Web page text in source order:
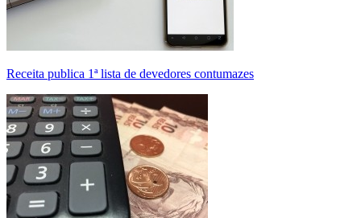
Receita publica 1ª lista de devedores contumazes